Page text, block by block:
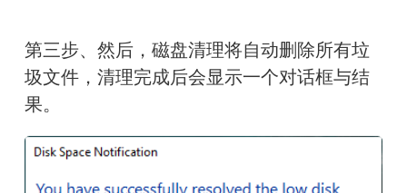
第三步、然后，磁盘清理将自动删除所有垃
圾文件，清理完成后会显示一个对话框与结
果。